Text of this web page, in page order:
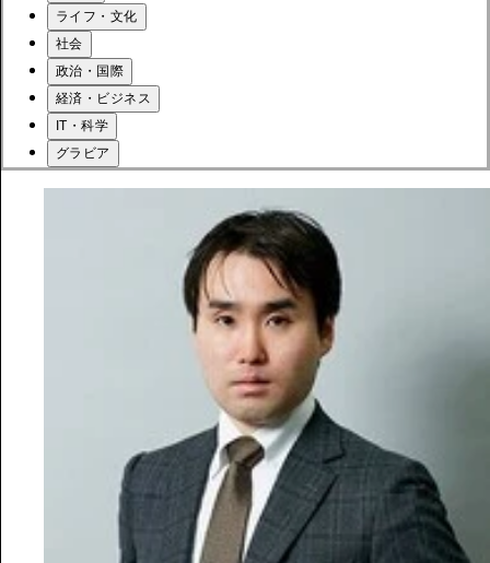
ライフ・文化
社会
政治・国際
経済・ビジネス
IT・科学
グラビア